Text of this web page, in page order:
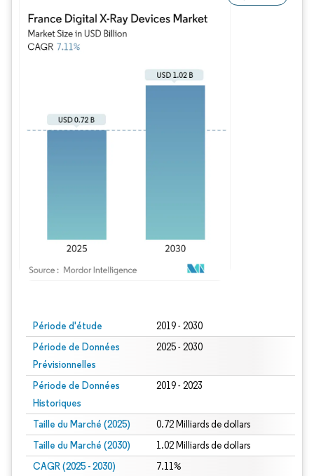
Période d'étude 2019 - 2030
Période de Données
Prévisionnelles
2025 - 2030
Période de Données
Historiques
2019 - 2023
Taille du Marché (2025) 0.72 Milliards de dollars
Taille du Marché (2030) 1.02 Milliards de dollars
CAGR (2025 - 2030) 7.11%